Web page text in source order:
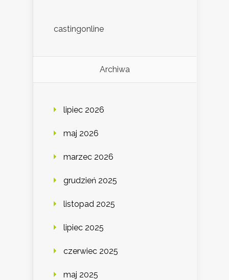
castingonline
Archiwa
lipiec 2026
maj 2026
marzec 2026
grudzień 2025
listopad 2025
lipiec 2025
czerwiec 2025
maj 2025